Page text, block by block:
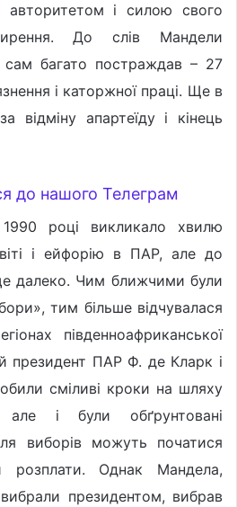
і силою свого
До слів Мандели
сам багато постраждав – 27
і каторжної праці. Ще в
відміну апартеїду і кінець
до нашого Телеграм
році викликало хвилю
і ейфорію в ПАР, але до
далеко. Чим ближчими були
тим більше відчувалася
південноафриканської
президент ПАР Ф. де Кларк і
сміливі кроки на шляху
але і були обґрунтовані
виборів можуть початися
розплати. Однак Мандела,
президентом, вибрав